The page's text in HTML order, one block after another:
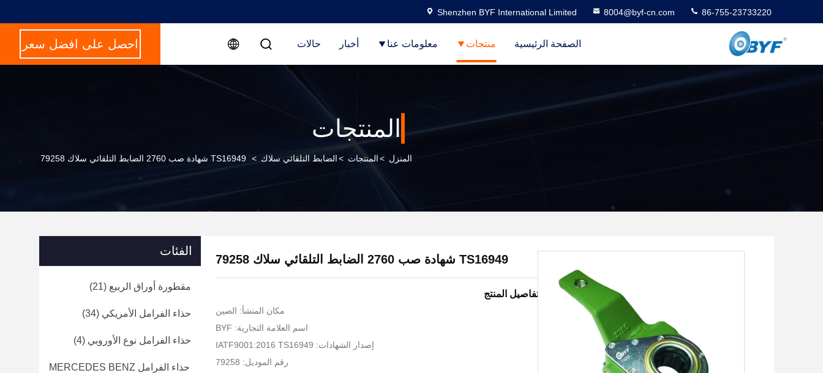
Shenzhen BYF International Limited 8004@byf-cn.com 86-755-23733220
الصفحة الرئيسية منتجات معلومات عنا أخبار حالات احصل على افضل سعر
المنتجات
المنزل >المنتجات >الضابط التلقائي سلاك > TS16949 شهادة صب 2760 الضابط التلقائي سلاك 79258
TS16949 شهادة صب 2760 الضابط التلقائي سلاك 79258
تفاصيل المنتج
مكان المنشأ: الصين
اسم العلامة التجارية: BYF
إصدار الشهادات: IATF9001:2016 TS16949
رقم الموديل: 79258
الفئات
مقطورة أوراق الربيع (21)
حذاء الفرامل الأمريكي (34)
حذاء الفرامل نوع الأوروبي (4)
حذاء الفرامل MERCEDES BENZ